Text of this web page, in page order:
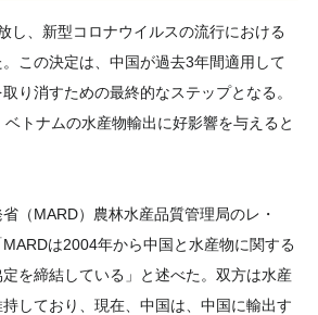
し、新型コロナウイルスの流行における
この決定は、中国が過去3年間適用して
り消すための最終的なステップとなる。
トナムの水産物輸出に好影響を与えると
（MARD）農林水産品質管理局のレ・
は2004年から中国と水産物に関する
を締結している」と述べた。双方は水産
しており、現在、中国は、中国に輸出す